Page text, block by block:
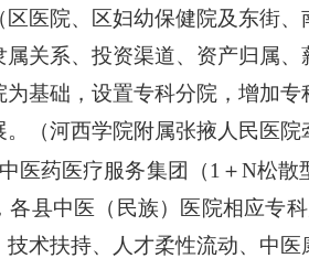
医院、区妇幼保健院及东街
关系、投资渠道、资产归属
为基础，设置专科分院，增加
（河西学院附属张掖人民医院
医药医疗服务集团（1＋N松
各县中医（民族）医院相应专
术扶持、人才柔性流动、中